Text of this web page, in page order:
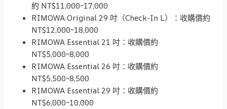
約 NT$11,000~17,000
RIMOWA Original 29 吋（Check-In L）：收購價約
NT$12,000~18,000
RIMOWA Essential 21 吋：收購價約
NT$5,000~8,000
RIMOWA Essential 26 吋：收購價約
NT$5,500~8,500
RIMOWA Essential 29 吋：收購價約
NT$6,000~10,000